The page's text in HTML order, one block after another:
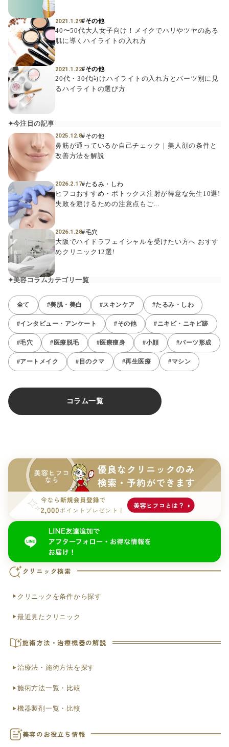
2021.1.22#その他
20代・30代向けハイライトの入れ方とパーツ別に見
るハイライトの選び方
2021.1.29#その他
40〜50代大人女子向け！メイクでハリやツヤのある
肌に導くハイライトの入れ方
今注目の記事
2025.12.8#その他
鼻筋が通っているか自己チェック｜美人顔の条件と
改善方法を解説
2026.2.17#たるみ・しわ
ヒフコおすすめ・ボトックス注射が得意な先生10選!
失敗を避けるための注意点もご...
2026.1.28#毛穴
大阪でハイドラフェイシャルを受けたい方へ おすす
めクリニック12選!
美容コラムカテゴリ一覧
全て #美肌・美白 #スキンケア #たるみ・しわ
#インタビュー・アンケート #その他 #ニキビ・ニキビ跡
#毛穴 #医療脱毛 #医療痩身 #小顔 #パーツ形成
#アートメイク #目のクマ #再生医療 #マシン
コラム一覧
クリニック検索
クリニックを条件から探す
最近見たクリニック
施術方法・治療機器の解説
治療法・施術方法を探す
施術方法一覧・比較
機器製剤一覧・比較
美容のお役立ち情報